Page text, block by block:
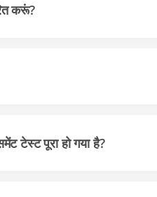
करूं?
टेस्ट पूरा हो गया है?